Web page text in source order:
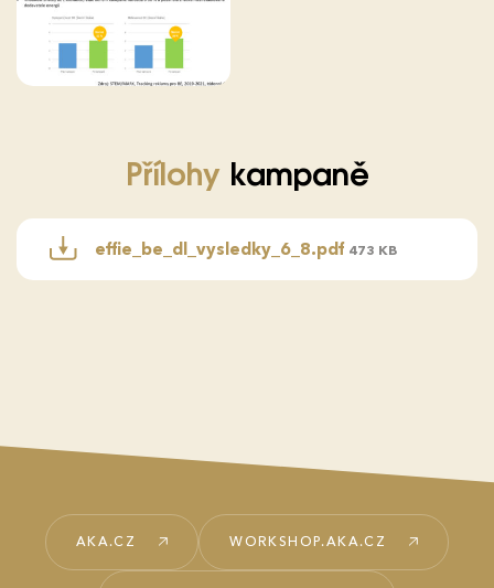
Přílohykampaně
effie_be_dl_vysledky_6_8.pdf 473 KB
AKA.CZ WORKSHOP.AKA.CZ